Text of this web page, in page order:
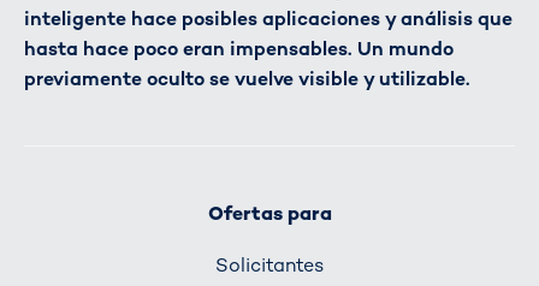
inteligente hace posibles aplicaciones y análisis que
hasta hace poco eran impensables. Un mundo
previamente oculto se vuelve visible y utilizable.
Ofertas para
Solicitantes